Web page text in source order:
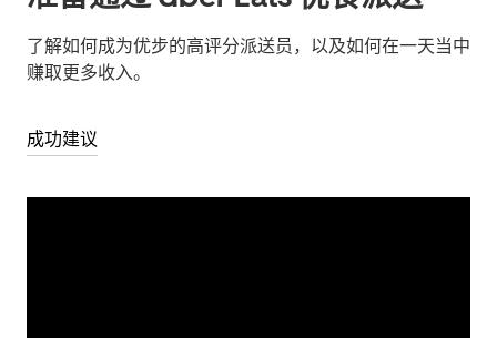
了解如何成为优步的高评分派送员，以及如何在一天当中
赚取更多收入。
成功建议